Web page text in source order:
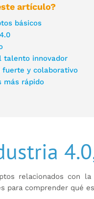
artículo?
básicos
talento innovador
fuerte y colaborativo
más rápido
relacionados con
para comprender qué